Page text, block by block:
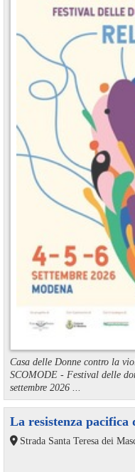
Casa delle Donne contro la
SCOMODE - Festival delle
settembre 2026 ...
La resistenza pacifica
Strada Santa Teresa dei